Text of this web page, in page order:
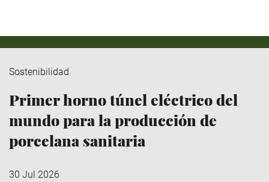
Sostenibilidad
Primer horno túnel eléctrico del
mundo para la producción de
porcelana sanitaria
30 Jul 2026